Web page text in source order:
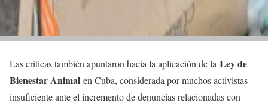
Las críticas también apuntaron hacia la aplicación de la Ley de
Bienestar Animal en Cuba, considerada por muchos activistas
insuficiente ante el incremento de denuncias relacionadas con